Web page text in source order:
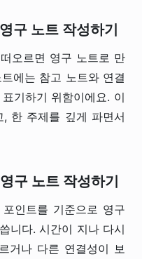
구 노트 작성하기
오르면 영구 노트로 만
에는 참고 노트와 연결
기하기 위함이에요. 이
한 주제를 깊게 파면서
구 노트 작성하기
인트를 기준으로 영구
니다. 시간이 지나 다시
거나 다른 연결성이 보